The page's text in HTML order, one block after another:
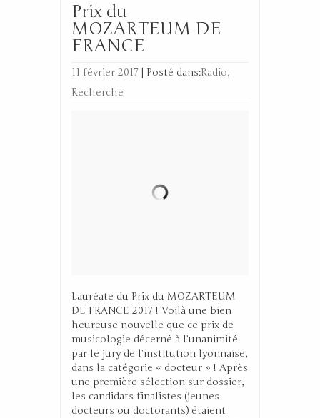
Prix du
MOZARTEUM DE
FRANCE
11 février 2017 Posté dans:Radio,
Recherche
Lauréate du Prix du MOZARTEUM
DE FRANCE 2017 ! Voilà une bien
heureuse nouvelle que ce prix de
musicologie décerné à l’unanimité
par le jury de l’institution lyonnaise,
dans la catégorie « docteur » ! Après
une première sélection sur dossier,
les candidats finalistes (jeunes
docteurs ou doctorants) étaient